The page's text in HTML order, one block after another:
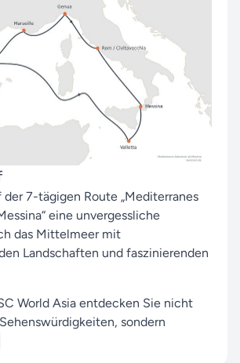
der 7-tägigen Route „Mediterranes
eine unvergessliche
das Mittelmeer mit
Landschaften und faszinierenden
World Asia entdecken Sie nicht
sondern
luxuriöse Leben an Bord.